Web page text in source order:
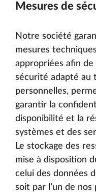
Mesures de
Notre société
mesures
appropriées afin
sécurité adapté au
personnelles,
garantir la
disponibilité et la
systèmes et des
Le stockage des
mise à disposition
celui des données
soit par l’un de nos